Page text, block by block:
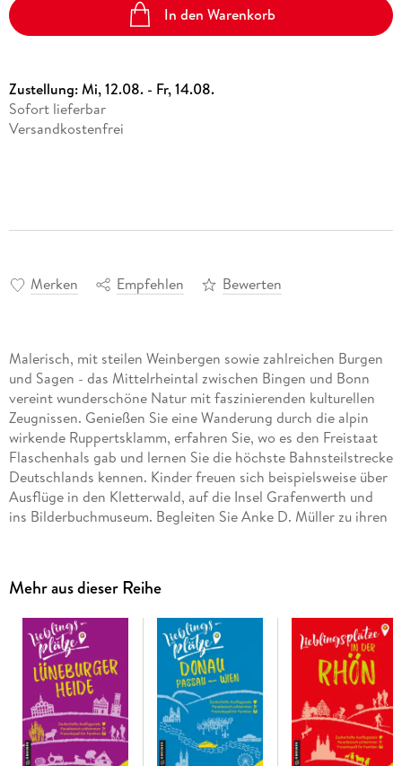
In den Warenkorb
Zustellung:Mi, 12.08. - Fr, 14.08.
Sofort lieferbar
Versandkostenfrei
Merken Empfehlen Bewerten
Malerisch, mit steilen Weinbergen sowie zahlreichen Burgen
und Sagen - das Mittelrheintal zwischen Bingen und Bonn
vereint wunderschöne Natur mit faszinierenden kulturellen
Zeugnissen. Genießen Sie eine Wanderung durch die alpin
wirkende Ruppertsklamm, erfahren Sie, wo es den Freistaat
Flaschenhals gab und lernen Sie die höchste Bahnsteilstrecke
Deutschlands kennen. Kinder freuen sich beispielsweise über
Ausflüge in den Kletterwald, auf die Insel Grafenwerth und
ins Bilderbuchmuseum. Begleiten Sie Anke D. Müller zu ihren
Mehr aus dieser Reihe